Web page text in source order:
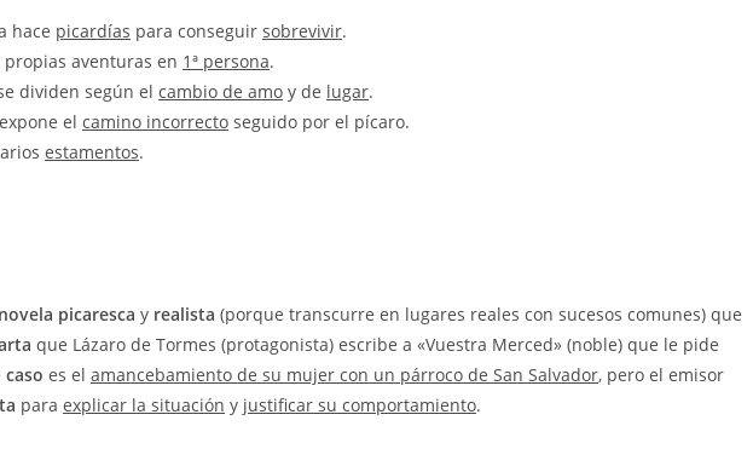
hace picardías para conseguir sobrevivir.
aventuras en 1ª persona.
dividen según el cambio de amo y de lugar.
el camino incorrecto seguido por el pícaro.
estamentos.
novela picaresca y realista (porque transcurre en lugares reales con sucesos comunes) que
que Lázaro de Tormes (protagonista) escribe a «Vuestra Merced» (noble) que le pide
caso es el amancebamiento de su mujer con un párroco de San Salvador, pero el emisor
para explicar la situación y justificar su comportamiento.